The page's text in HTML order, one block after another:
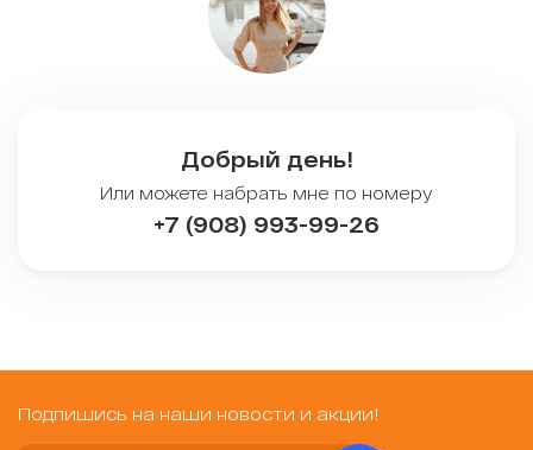
Добрый день!
Или можете набрать мне по номеру
+7 (908) 993-99-26
Подпишись на наши новости и акции!